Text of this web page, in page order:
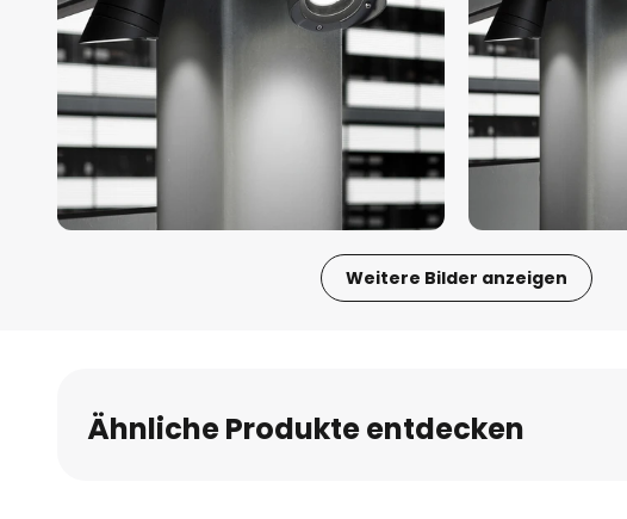
Weitere Bilder anzeigen
Bildgalerie
springen
Ähnliche Produkte entdecken